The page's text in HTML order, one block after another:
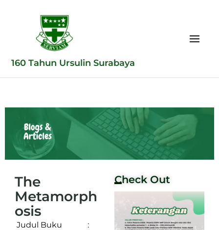
160 Tahun Ursulin Surabaya
The
Metamorph
osis
Judul Buku :
Check Out